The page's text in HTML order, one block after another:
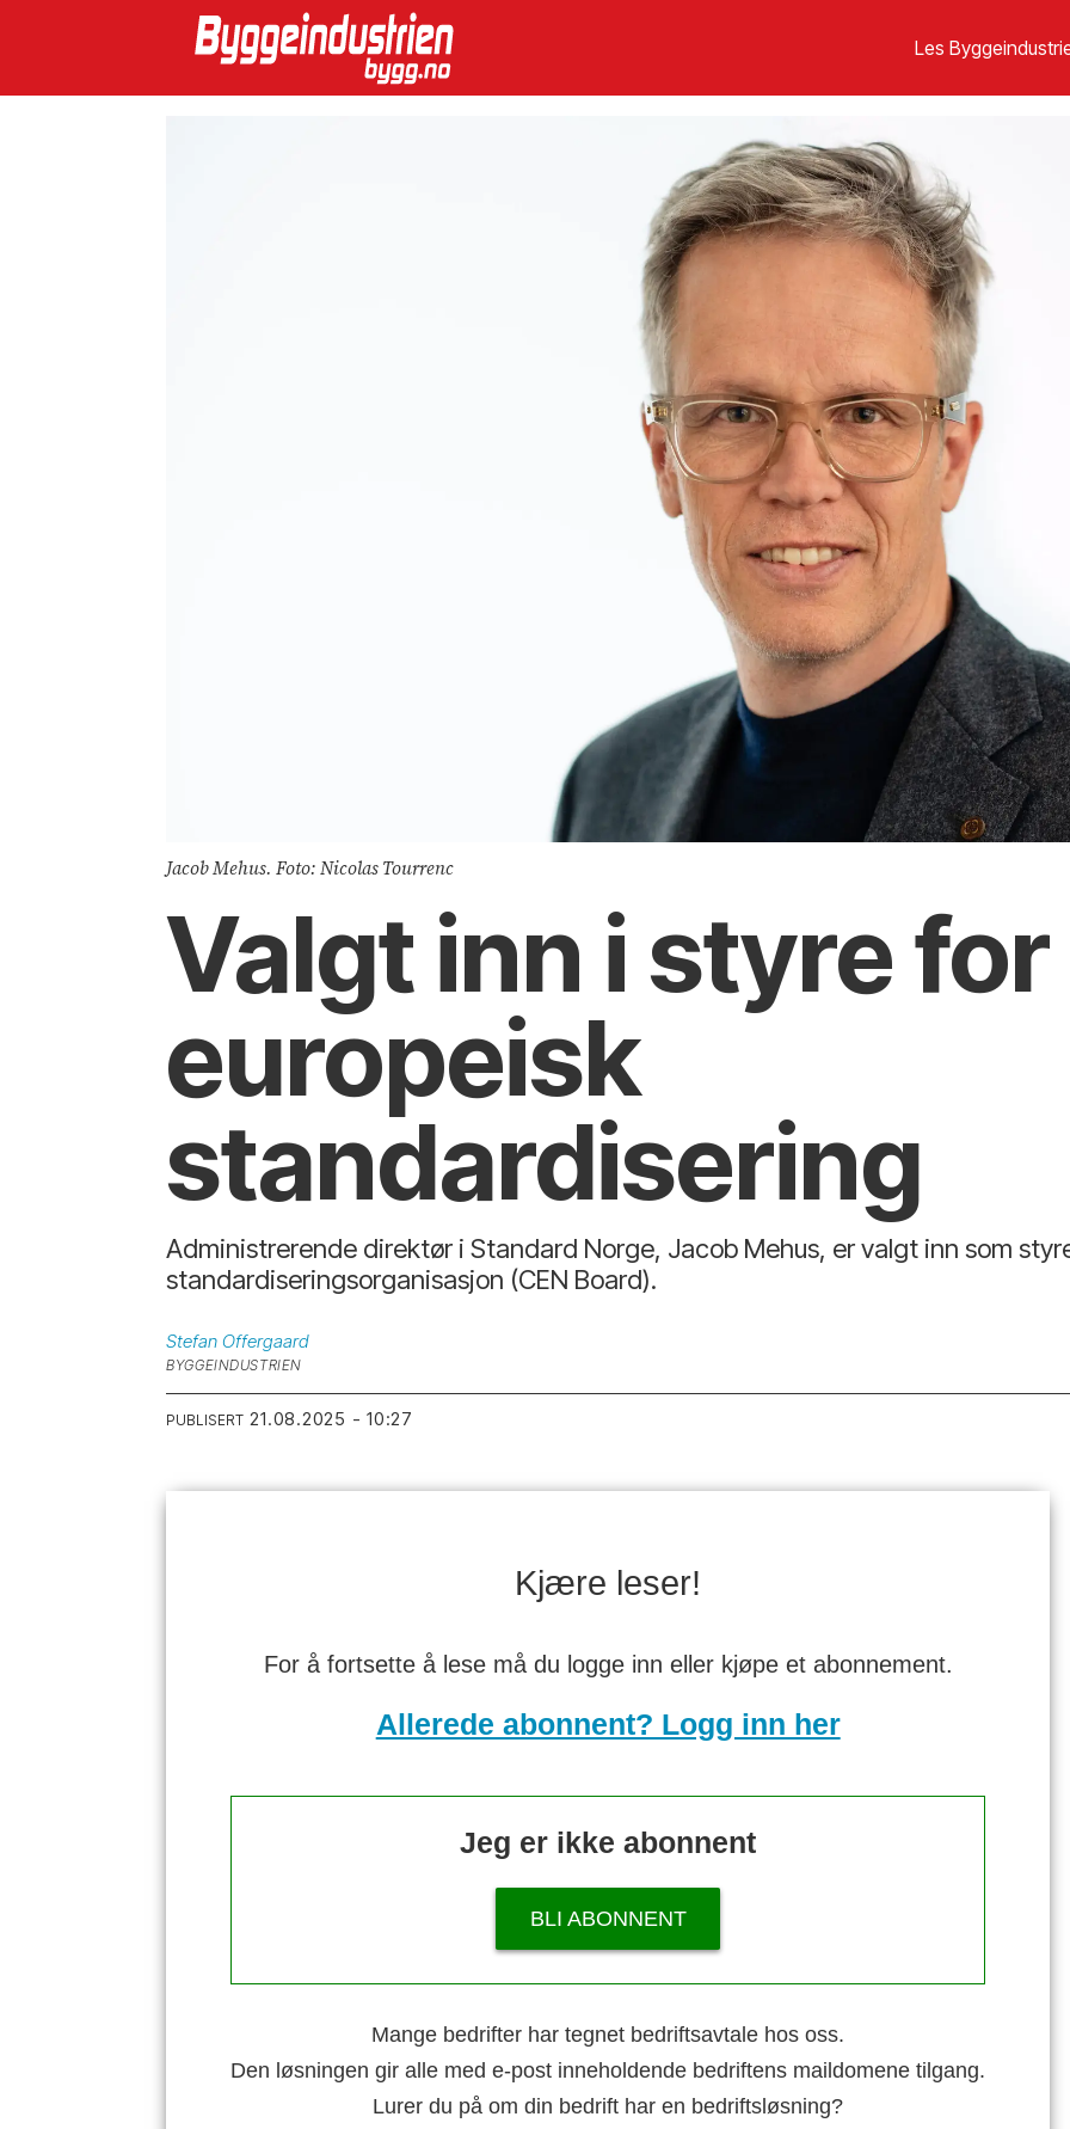
Les
Jacob Mehus. Foto: Nicolas Tourrenc
Valgt inn i styre for
europeisk
standardisering
Administrerende direktør i Standard Norge, Jacob Mehus, er valgt inn som
standardiseringsorganisasjon (CEN Board).
Stefan Offergaard
BYGGEINDUSTRIEN
PUBLISERT 21.08.2025 - 10:27
Kjære leser!
For å fortsette å lese må du logge inn eller kjøpe et abonnement.
Allerede abonnent? Logg inn her
Jeg er ikke abonnent
BLI ABONNENT
Mange bedrifter har tegnet bedriftsavtale hos oss.
Den løsningen gir alle med e-post inneholdende bedriftens maildomene tilgang.
Lurer du på om din bedrift har en bedriftsløsning?